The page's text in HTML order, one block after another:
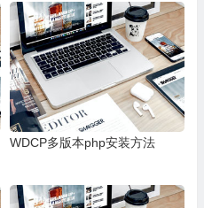
WDCP多版本php安装方法